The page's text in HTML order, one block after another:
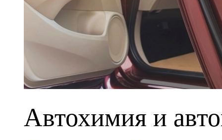
Автохимия и